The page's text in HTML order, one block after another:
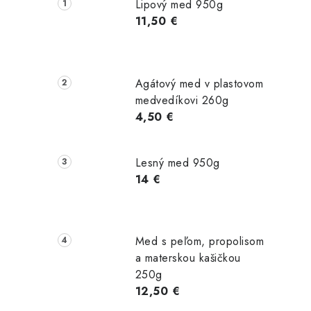
p
e
Lipový med 950g
11,50 €
Agátový med v plastovom
medvedíkovi 260g
4,50 €
Lesný med 950g
14 €
Med s peľom, propolisom
a materskou kašičkou
250g
12,50 €